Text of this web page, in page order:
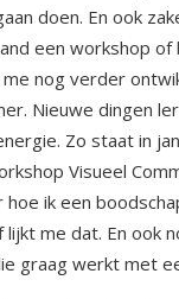
doen. En ook
een workshop
nog verder
Nieuwe dingen
Zo staat in
Visueel
hoe ik een
lijkt me dat. En ook
graag werkt met